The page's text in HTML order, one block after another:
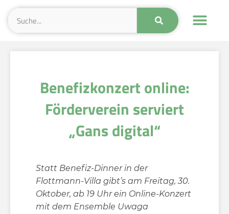
Benefizkonzert online:
Förderverein serviert
„Gans digital“
Statt Benefiz-Dinner in der
Flottmann-Villa gibt’s am Freitag, 30.
Oktober, ab 19 Uhr ein Online-Konzert
mit dem Ensemble Uwaga